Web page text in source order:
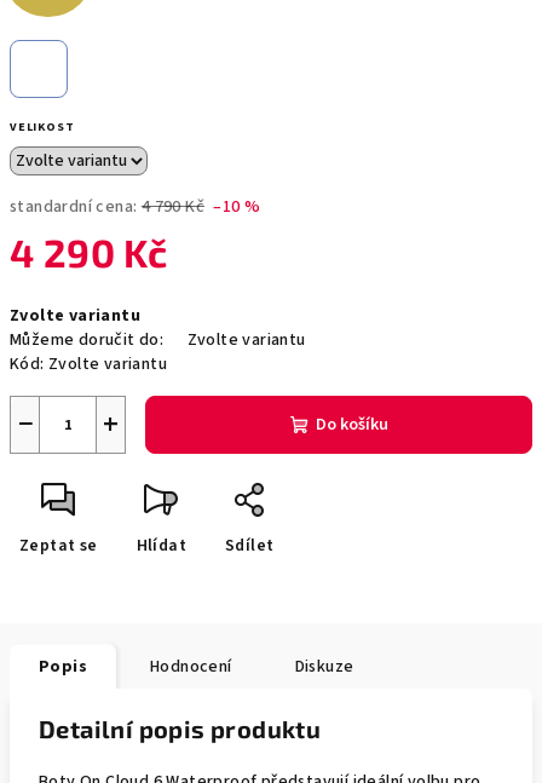
VELIKOST
standardní cena: 4 790 Kč –10 %
4 290 Kč
cena:
Zvolte variantu
Můžeme doručit do:
Zvolte variantu
Kód: Zvolte variantu
+
− Do košíku
Zeptat se Hlídat Sdílet
Popis Hodnocení Diskuze
Detailní popis produktu